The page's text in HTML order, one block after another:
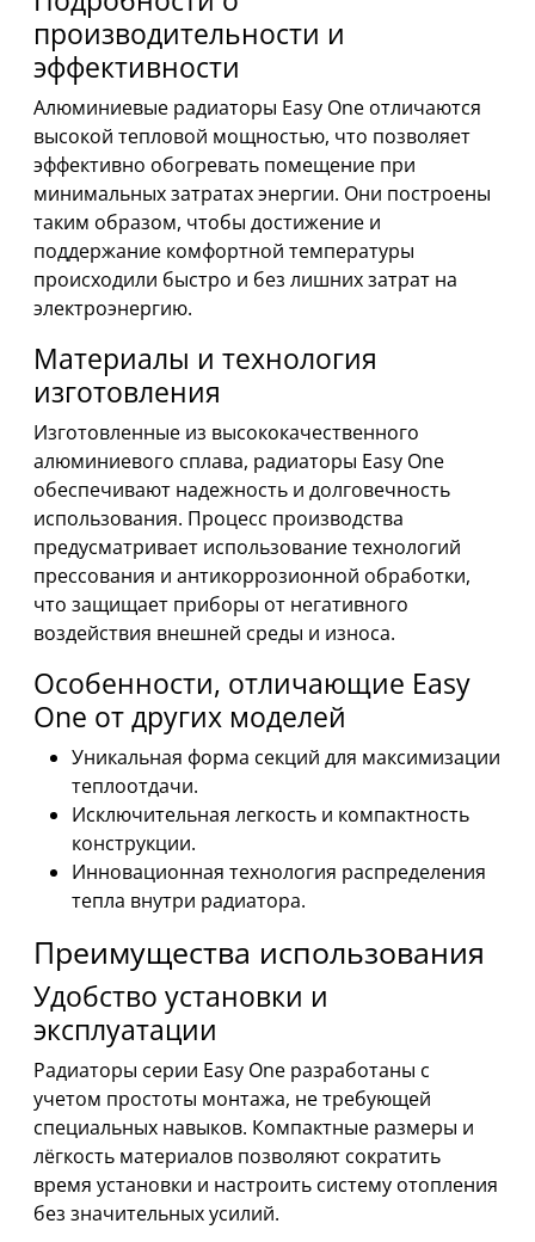
производительности и
эффективности
Алюминиевые радиаторы Easy One отличаются
высокой тепловой мощностью, что позволяет
эффективно обогревать помещение при
минимальных затратах энергии. Они построены
таким образом, чтобы достижение и
поддержание комфортной температуры
происходили быстро и без лишних затрат на
электроэнергию.
Материалы и технология
изготовления
Изготовленные из высококачественного
алюминиевого сплава, радиаторы Easy One
обеспечивают надежность и долговечность
использования. Процесс производства
предусматривает использование технологий
прессования и антикоррозионной обработки,
что защищает приборы от негативного
воздействия внешней среды и износа.
Особенности, отличающие Easy
One от других моделей
Уникальная форма секций для максимизации
теплоотдачи.
Исключительная легкость и компактность
конструкции.
Инновационная технология распределения
тепла внутри радиатора.
Преимущества использования
Удобство установки и
эксплуатации
Радиаторы серии Easy One разработаны с
учетом простоты монтажа, не требующей
специальных навыков. Компактные размеры и
лёгкость материалов позволяют сократить
время установки и настроить систему отопления
без значительных усилий.